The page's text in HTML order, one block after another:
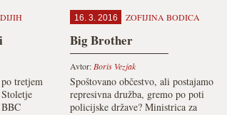
tretjem
16. 3. 2016 ZOFIJINA BODICA
Big Brother
Avtor: Boris Vezjak
Spoštovano občestvo, ali postajamo
represivna družba, gremo po poti
policijske države? Ministrica za